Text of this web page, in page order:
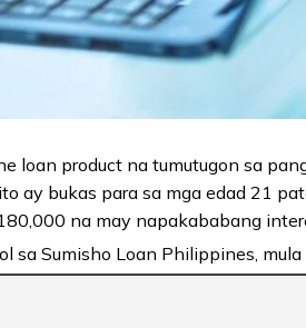
loan product na tumutugon sa
ay bukas para sa mga edad 21
na may napakababang
sa Sumisho Loan Philippines,